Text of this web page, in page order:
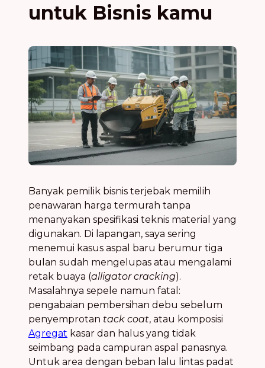
untuk Bisnis kamu
Banyak pemilik bisnis terjebak memilih
penawaran harga termurah tanpa
menanyakan spesifikasi teknis material yang
digunakan. Di lapangan, saya sering
menemui kasus aspal baru berumur tiga
bulan sudah mengelupas atau mengalami
retak buaya (alligator cracking).
Masalahnya sepele namun fatal:
pengabaian pembersihan debu sebelum
penyemprotan tack coat, atau komposisi
Agregat kasar dan halus yang tidak
seimbang pada campuran aspal panasnya.
Untuk area dengan beban lalu lintas padat